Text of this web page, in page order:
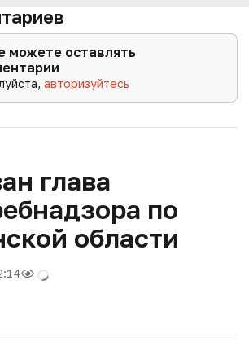
можете оставлять
авторизуйтесь
глава
по
области